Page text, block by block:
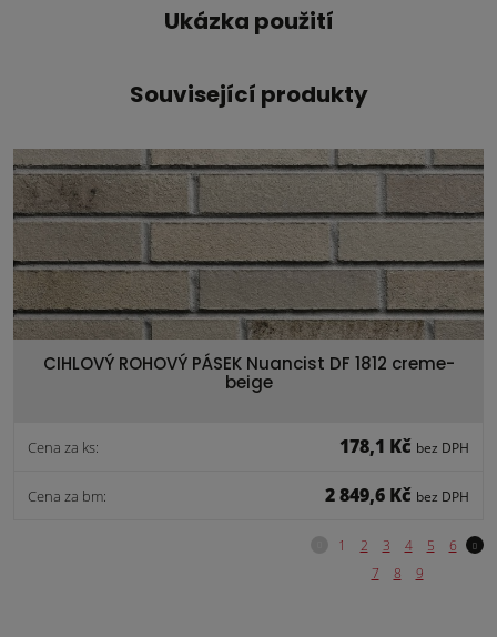
Ukázka použití
Související produkty
CIHLOVÝ ROHOVÝ PÁSEK Nuancist DF 1812 creme-
beige
Cena za ks: 178,1 Kč bez DPH
Cena za bm: 2 849,6 Kč bez DPH